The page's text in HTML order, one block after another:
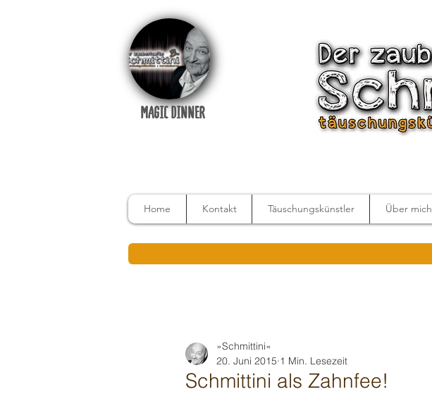
MAGIC DINNER
Home Kontakt Täuschungskünstler Über mich
Schmittini als Zahnfee!
»Schmittini«
20. Juni 2015 1 Min. Lesezeit